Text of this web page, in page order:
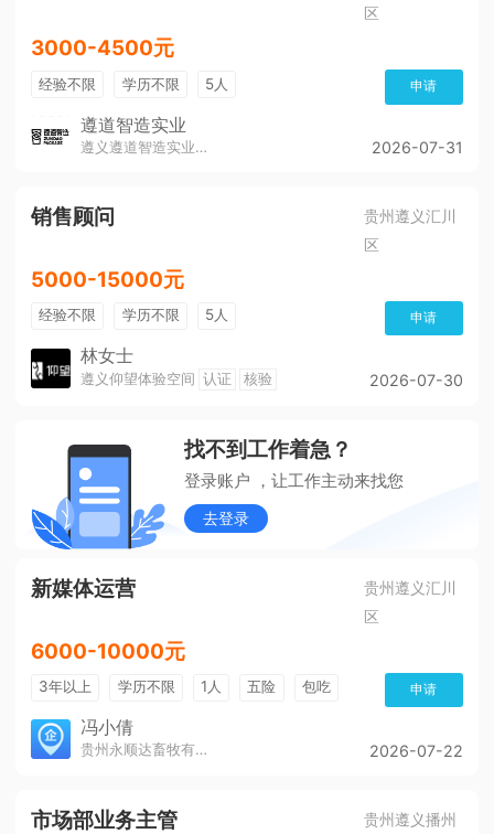
区
3000-4500元
经验不限 学历不限 5人 申请
遵道智造实业
遵义遵道智造实业有限公司 2026-07-31
销售顾问
贵州遵义汇川
区
5000-15000元
经验不限 学历不限 5人 申请
林女士
遵义仰望体验空间 认证 核验 2026-07-30
找不到工作着急？
登录账户 ，让工作主动来找您
去登录
新媒体运营
贵州遵义汇川
区
6000-10000元
3年以上 学历不限 1人 五险 包吃 申请
冯小倩
贵州永顺达畜牧有限公司 2026-07-22
市场部业务主管 贵州遵义播州